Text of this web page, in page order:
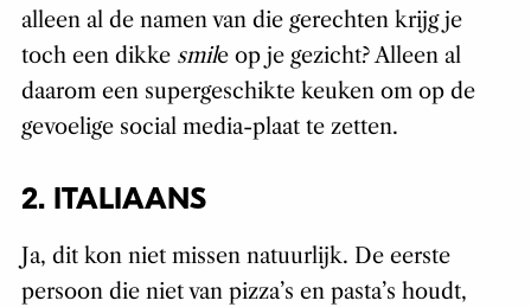
alleen al de namen van die gerechten krijg je
toch een dikke smile op je gezicht? Alleen al
daarom een supergeschikte keuken om op de
gevoelige social media-plaat te zetten.
2. ITALIAANS
Ja, dit kon niet missen natuurlijk. De eerste
persoon die niet van pizza’s en pasta’s houdt,